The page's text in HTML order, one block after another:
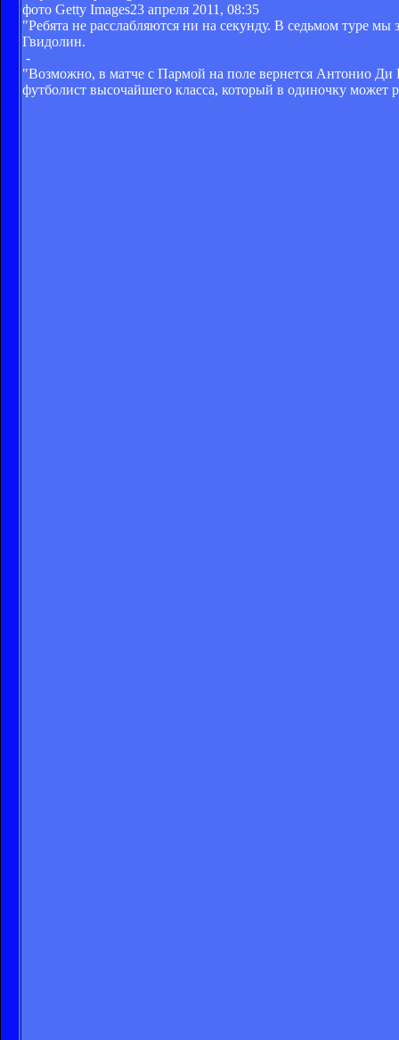
фото Getty Images23 апреля 2011, 08:35
"Ребята не расслабляются ни на секунду. В седьмом туре
Гвидолин.
-
"Возможно, в матче с Пармой на поле вернется Антонио Ди
футболист высочайшего класса, который в одиночку может